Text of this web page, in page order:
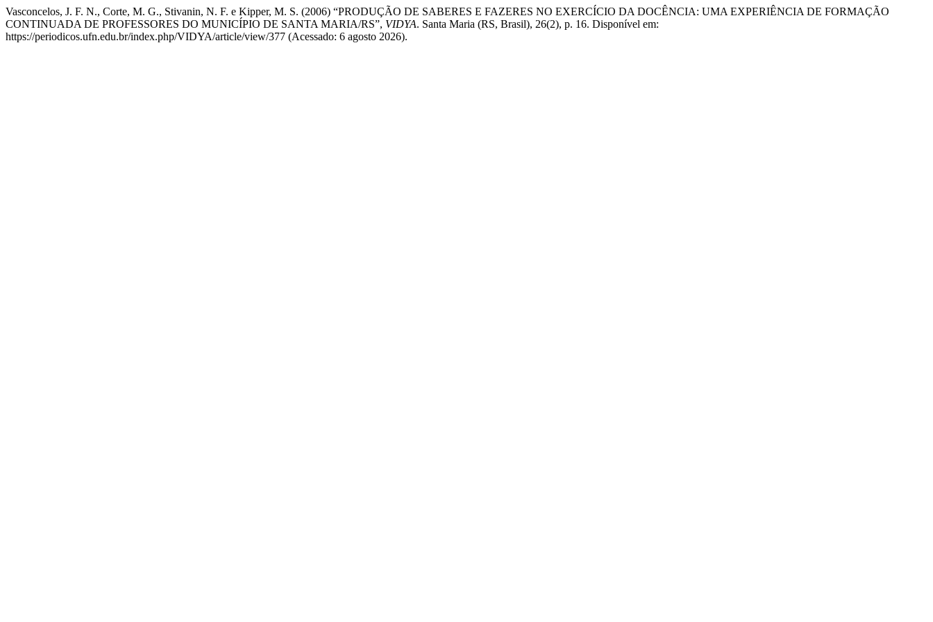
Vasconcelos, J. F. N., Corte, M. G., Stivanin, N. F. e Kipper, M. S. (2006) “PRODUÇÃO DE SABERES E FAZERES NO EXERCÍCIO DA DOCÊNCIA: UMA EXPERIÊNCIA DE FORMAÇÃO
CONTINUADA DE PROFESSORES DO MUNICÍPIO DE SANTA MARIA/RS”, VIDYA. Santa Maria (RS, Brasil), 26(2), p. 16. Disponível em:
https://periodicos.ufn.edu.br/index.php/VIDYA/article/view/377 (Acessado: 6 agosto 2026).